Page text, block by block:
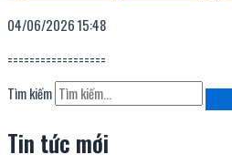
04/06/202615:48
==================
Tìm kiếm
Tin tức mới